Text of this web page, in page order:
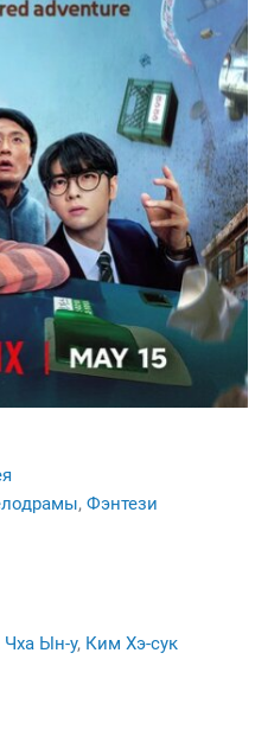
, Фэнтези
Чха Ын-у, Ким Хэ-сук